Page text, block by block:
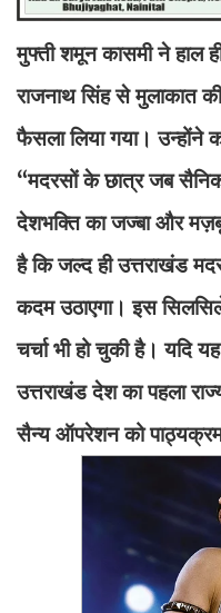
मुफ्ती शमून कासमी ने हाल
राजनाथ सिंह से मुलाकात
फैसला लिया गया। उन्होंने
“मदरसों के छात्र जब
देशभक्ति का जज्बा और
है कि जल्द ही उत्तराखंड
कदम उठाएगा। इस
चर्चा भी हो चुकी है। यदि
उत्तराखंड देश का पहला
सैन्य ऑपरेशन को पाठ्यक्रम